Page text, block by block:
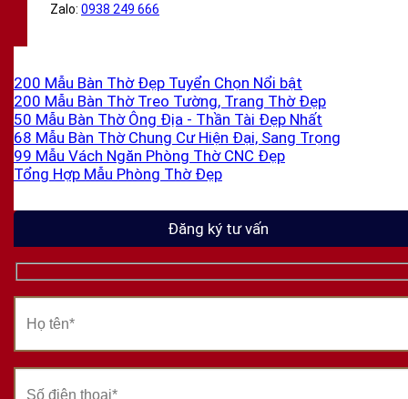
Zalo: 0938 249 666
200 Mẫu Bàn Thờ Đẹp Tuyển Chọn
200 Mẫu Bàn Thờ Treo Tường, Trang Thờ Đẹp
50 Mẫu Bàn Thờ Ông Địa - Thần Tài Đẹp Nhất
68 Mẫu Bàn Thờ Chung Cư Hiện Đại, Sang Trọng
99 Mẫu Vách Ngăn Phòng Thờ CNC Đẹp
Tổng Hợp Mẫu Phòng Thờ Đẹp
Đăng ký tư vấn